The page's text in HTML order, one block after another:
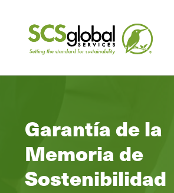
Garantía de la
Memoria de
Sostenibilidad